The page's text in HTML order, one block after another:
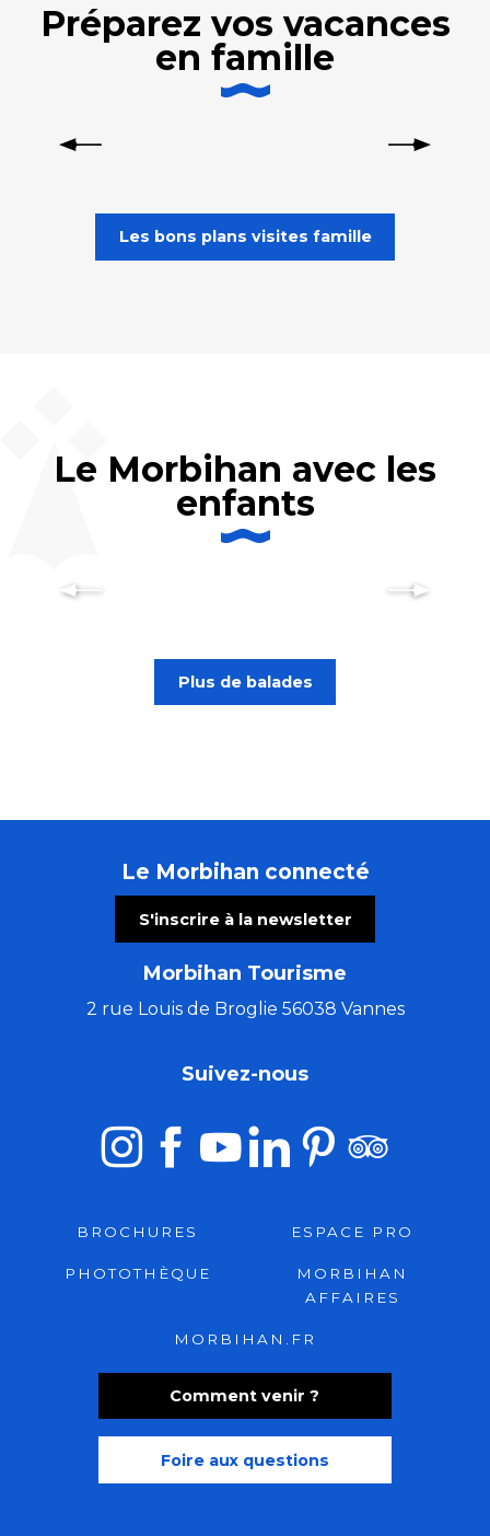
Préparez vos vacances
en famille
Le Ring Andersen - Escape Game
ESCAPE GAMES
Quiberon
Les bons plans visites famille
Le Morbihan avec les
enfants
dans le Morbihan pour petits et
Plus de balades
Le Morbihan connecté
S'inscrire à la newsletter
Morbihan Tourisme
2 rue Louis de Broglie 56038 Vannes
Comment venir ?
Foire aux questions
Suivez-nous
BROCHURES ESPACE PRO
PHOTOTHÈQUE
MORBIHAN
AFFAIRES
MORBIHAN.FR